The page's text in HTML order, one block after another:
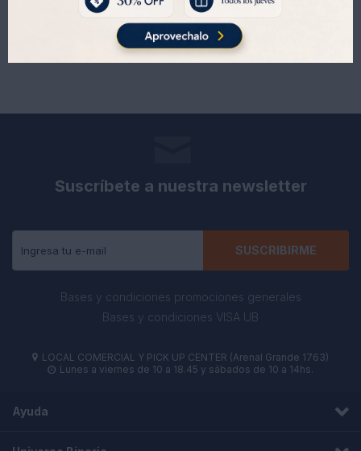
Suscríbete a nuestra newsletter
SUSCRIBIRME
Bases y condiciones promociones generales
Bases y condiciones VISA UB
 LOCAL COMERCIAL Y PICK UP CENTER (Arenal Grande 1763)
 Lunes a viernes de 10 a 18.45 y sábados de 10 a 14hs.
Ayuda